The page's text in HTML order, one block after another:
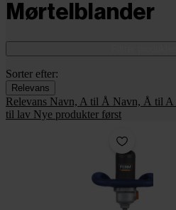
Mørtelblander
Sorter efter:
Relevans
Relevans Navn, A til Å Navn, Å til A
til lav Nye produkter først